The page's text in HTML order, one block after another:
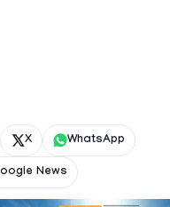
X WhatsApp
News